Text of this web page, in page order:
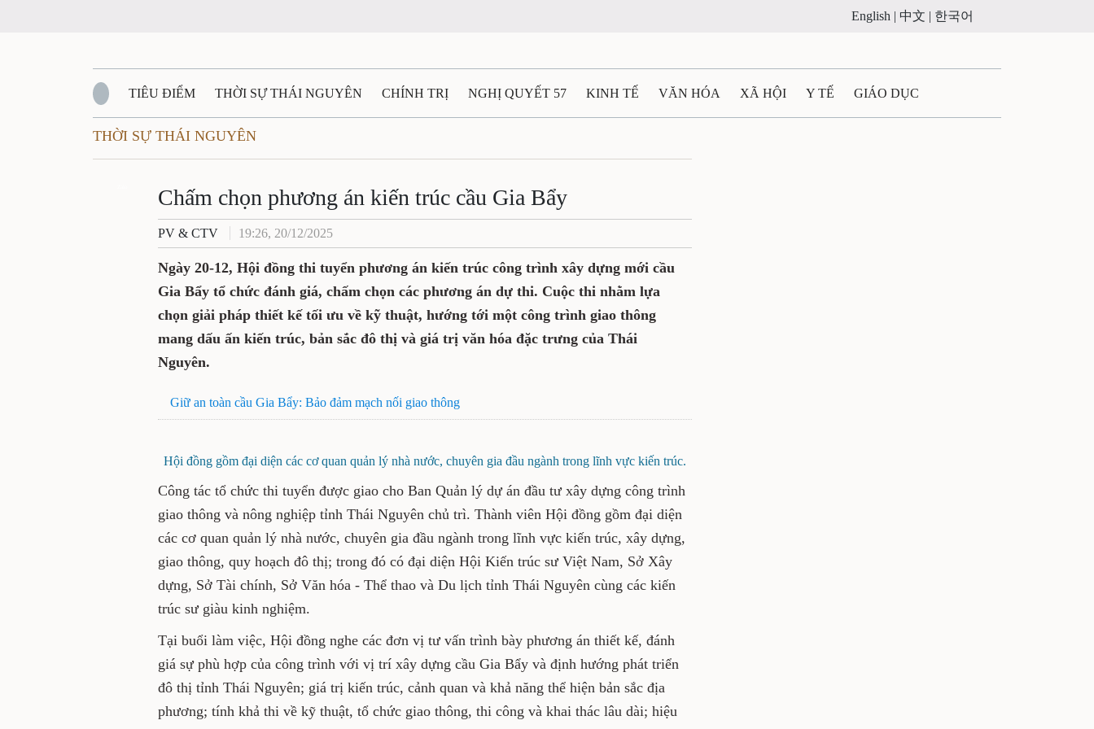
English | 中文 | 한국어
TIÊU ĐIỂM THỜI SỰ THÁI NGUYÊN CHÍNH TRỊ NGHỊ QUYẾT 57 KINH TẾ VĂN HÓA XÃ HỘI Y TẾ GIÁO DỤC
QUỐC PHÒNG - AN NINH
QUÊ HƯƠNG - ĐẤT NƯỚC QUỐC TẾ TÀI NGUYÊN - MÔI TRƯỜNG THỂ THAO
VĂN BẢN, CHÍNH SÁCH MỚI VĂN NGHỆ THÁI NGUYÊN
THỜI SỰ THÁI NGUYÊN
Chấm chọn phương án kiến trúc cầu Gia Bẩy
PV & CTV 19:26, 20/12/2025
Ngày 20-12, Hội đồng thi tuyển phương án kiến trúc công trình xây
dựng mới cầu Gia Bẩy tổ chức đánh giá, chấm chọn các phương án
dự thi. Cuộc thi nhằm lựa chọn giải pháp thiết kế tối ưu về kỹ
thuật, hướng tới một công trình giao thông mang dấu ấn kiến trúc,
bản sắc đô thị và giá trị văn hóa đặc trưng của Thái Nguyên.
Giữ an toàn cầu Gia Bẩy: Bảo đảm mạch nối giao thông
Hội đồng gồm đại diện các cơ quan quản lý nhà nước, chuyên gia đầu ngành trong
lĩnh vực kiến trúc.
Công tác tổ chức thi tuyển được giao cho Ban Quản lý dự án đầu tư xây
dựng công trình giao thông và nông nghiệp tỉnh Thái Nguyên chủ trì.
Thành viên Hội đồng gồm đại diện các cơ quan quản lý nhà nước, chuyên
gia đầu ngành trong lĩnh vực kiến trúc, xây dựng, giao thông, quy hoạch
đô thị; trong đó có đại diện Hội Kiến trúc sư Việt Nam, Sở Xây dựng, Sở
kiến trúc sư giàu kinh nghiệm.
Tại buổi làm việc, Hội đồng nghe các đơn vị tư vấn trình bày phương án
thiết kế, đánh giá sự phù hợp của công trình với vị trí xây dựng cầu Gia